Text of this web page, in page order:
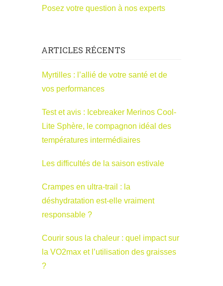
Posez votre question à nos experts
ARTICLES RÉCENTS
Myrtilles : l’allié de votre santé et de
vos performances
Test et avis : Icebreaker Merinos Cool-
Lite Sphère, le compagnon idéal des
températures intermédiaires
Les difficultés de la saison estivale
Crampes en ultra-trail : la
déshydratation est-elle vraiment
responsable ?
Courir sous la chaleur : quel impact sur
la VO2max et l’utilisation des graisses
?